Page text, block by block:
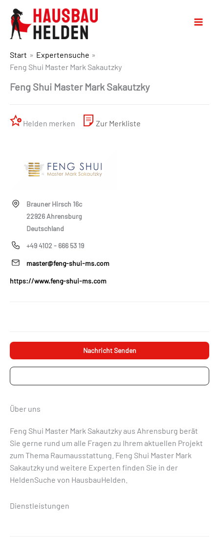
Start
Expertensuche
Feng Shui Master Mark Sakautzky
Feng Shui Master Mark Sakautzky
Helden merken Zur Merkliste
Brauner Hirsch 16c
22926 Ahrensburg
Deutschland
+49 4102 - 666 53 19
master@feng-shui-ms.com
https://www.feng-shui-ms.com
Nachricht Senden
Über uns
Feng Shui Master Mark Sakautzky aus Ahrensburg berät
Sie gerne rund um alle Fragen zu Ihrem aktuellen Projekt
zum Thema Raumausstattung. Feng Shui Master Mark
Sakautzky und weitere Experten finden Sie in der
HeldenSuche von HausbauHelden.
Dienstleistungen